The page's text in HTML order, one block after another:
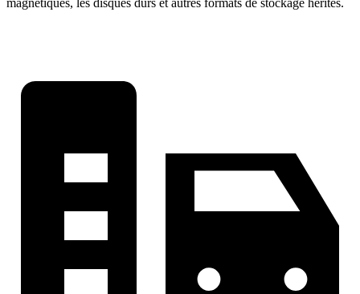
magnétiques, les disques durs et autres formats de stockage hérités.